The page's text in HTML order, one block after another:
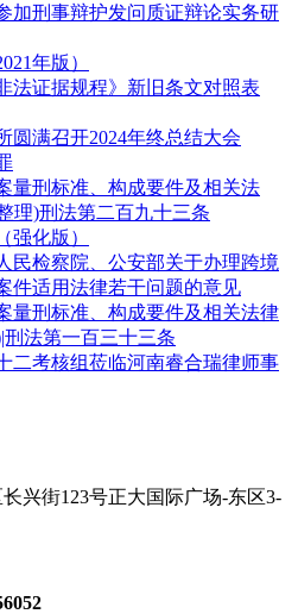
加刑事辩护发问质证辩论实务研
年版）
法证据规程》新旧条文对照表
圆满召开2024年终总结大会
量刑标准、构成要件及相关法
理)刑法第二百九十三条
强化版）
民检察院、公安部关于办理跨境
件适用法律若干问题的意见
量刑标准、构成要件及相关法律
刑法第一百三十三条
二考核组莅临河南睿合瑞律师事
兴街123号正大国际广场-东区3-